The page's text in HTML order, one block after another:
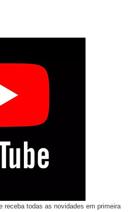
receba todas as novidades em primeira